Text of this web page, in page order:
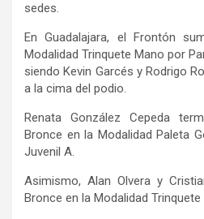
sedes.
En Guadalajara, el Frontón
Modalidad Trinquete Mano por
siendo Kevin Garcés y Rodrigo
a la cima del podio.
Renata González Cepeda
Bronce en la Modalidad Paleta
Juvenil A.
Asimismo, Alan Olvera y
Bronce en la Modalidad